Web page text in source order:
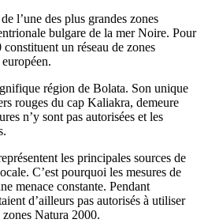
l’une des plus grandes zones
bulgare de la mer Noire. Pour
un réseau de zones
région de Bolata. Son unique
rouges du cap Kaliakra, demeure
n’y sont pas autorisées et les
les principales sources de
C’est pourquoi les mesures de
menace constante. Pendant
d’ailleurs pas autorisés à utiliser
zones Natura 2000.